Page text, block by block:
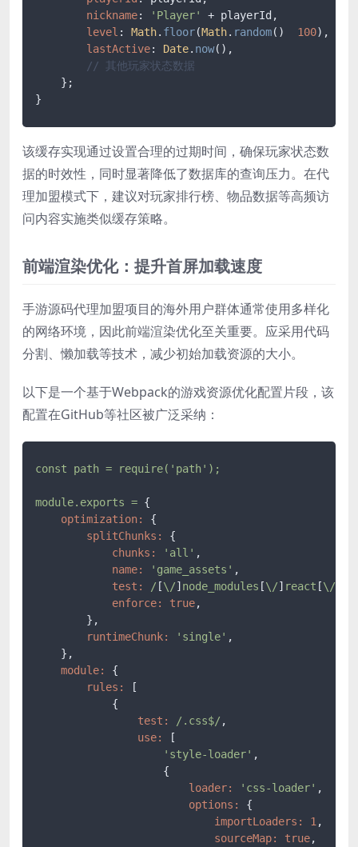
nickname: 'Player'
+ playerId,
level : Math. floor(Math. random() 100),
lastActive: Date. now(),
// 其他玩家状态数据
    };
}
该缓存实现通过设置合理的过期时间，确保玩家状态数
据的时效性，同时显著降低了数据库的查询压力。在代
理加盟模式下，建议对玩家排行榜、物品数据等高频访
问内容实施类似缓存策略。
前端渲染优化：提升首屏加载速度
手游源码代理加盟项目的海外用户群体通常使用多样化
的网络环境，因此前端渲染优化至关重要。应采用代码
分割、懒加载等技术，减少初始加载资源的大小。
以下是一个基于Webpack的游戏资源优化配置片段，该
配置在GitHub等社区被广泛采纳：
const path = require('path');
module.exports = {
optimization:
{
splitChunks:
{
chunks:
'all' ,
name:
'game_assets' ,
test:
/ [\/] node_modules [\/] react [\/
enforce:
true,
        },
runtimeChunk:
'single' ,
    },
module:
{
rules:
[
            {
test:
/.css$/ ,
use:
[
'style-loader' ,
                    {
loader:
'css-loader' ,
options:
{
importLoaders:
1 ,
sourceMap:
true,